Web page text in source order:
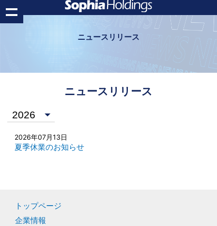
ニュースリリース
ニュースリリース
2026年07月13日
夏季休業のお知らせ
トップページ
企業情報